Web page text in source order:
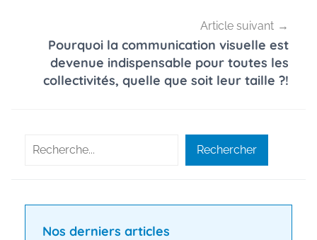
Article suivant
Pourquoi la communication visuelle est
devenue indispensable pour toutes les
collectivités, quelle que soit leur taille ?!
Rechercher Rechercher
Nos derniers articles